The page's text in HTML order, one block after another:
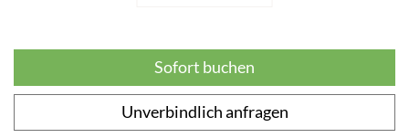
Sofort buchen
Unverbindlich anfragen